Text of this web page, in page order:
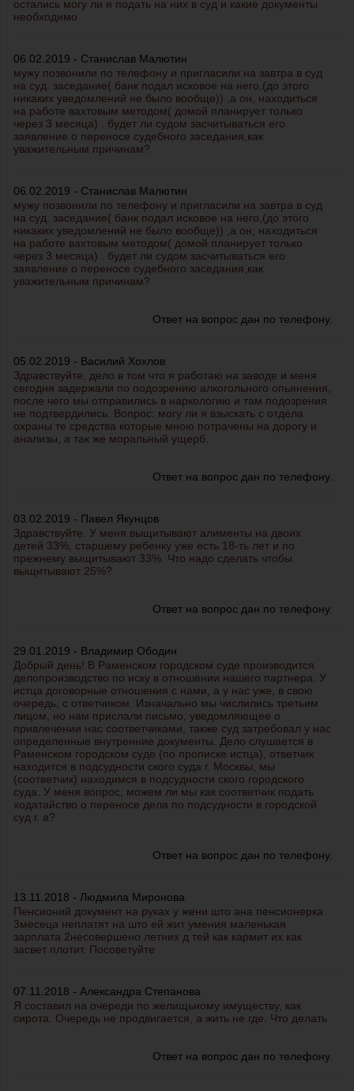
остались могу ли я подать на них в суд и какие документы
необходимо
06.02.2019 - Станислав Малютин
мужу позвонили по телефону и пригласили на завтра в суд
на суд. заседание( банк подал исковое на него,(до этого
никаких уведомлений не было вообще)) ,а он, находиться
на работе вахтовым методом( домой планирует только
через 3 месяца) . будет ли судом засчитываться его
заявление о переносе судебного заседания,как
уважительным причинам?
06.02.2019 - Станислав Малютин
мужу позвонили по телефону и пригласили на завтра в суд
на суд. заседание( банк подал исковое на него,(до этого
никаких уведомлений не было вообще)) ,а он, находиться
на работе вахтовым методом( домой планирует только
через 3 месяца) . будет ли судом засчитываться его
заявление о переносе судебного заседания,как
уважительным причинам?
Ответ на вопрос дан по телефону.
05.02.2019 - Василий Хохлов
Здравствуйте, дело в том что я работаю на заводе и меня
сегодня задержали по подозрению алкогольного опьянения,
после чего мы отправились в наркологию и там подозрения
не подтвердились. Вопрос: могу ли я взыскать с отдела
охраны те средства которые мною потрачены на дорогу и
анализы, а так же моральный ущерб.
Ответ на вопрос дан по телефону.
03.02.2019 - Павел Якунцов
Здравствуйте. У меня выщитывают алименты на двоих
детей 33%, старшему ребенку уже есть 18-ть лет и по
прежнему выщитывают 33%. Что надо сделать чтобы
выщитывают 25%?
Ответ на вопрос дан по телефону.
29.01.2019 - Владимир Ободин
Добрый день! В Раменском городском суде производится
делопроизводство по иску в отношении нашего партнера. У
истца договорные отношения с нами, а у нас уже, в свою
очередь, с ответчиком. Изначально мы числились третьим
лицом, но нам прислали письмо, уведомляющее о
привлечении нас соответчиками, также суд затребовал у нас
определенные внутренние документы. Дело слушается в
Раменском городском суде (по прописке истца), ответчик
находится в подсудности ского суда г. Москвы, мы
(соответчик) находимся в подсудности ского городского
суда. У меня вопрос, можем ли мы как соответчик подать
ходатайство о переносе дела по подсудности в городской
суд г. а?
Ответ на вопрос дан по телефону.
13.11.2018 - Людмила Миронова
Пенсионий документ на руках у жени што ана пенсионерка
3месеца неплатят на што ей жит умения маленькая
зарплата 2несовершено летних д тей как кармит их как
засвет плотит. Посоветуйте
07.11.2018 - Александра Степанова
Я составил на очереди по желищьному имуществу, как
сирота. Очередь не продвигается, а жить не где. Что делать
Ответ на вопрос дан по телефону.